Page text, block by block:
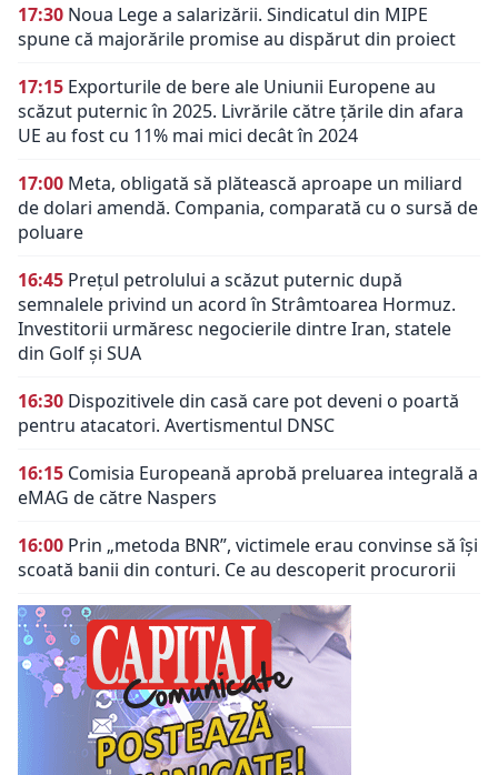
17:30 Noua Lege a salarizării. Sindicatul din MIPE
spune că majorările promise au dispărut din proiect
17:15 Exporturile de bere ale Uniunii Europene au
scăzut puternic în 2025. Livrările către țările din afara
UE au fost cu 11% mai mici decât în 2024
17:00 Meta, obligată să plătească aproape un miliard
de dolari amendă. Compania, comparată cu o sursă de
poluare
16:45 Prețul petrolului a scăzut puternic după
semnalele privind un acord în Strâmtoarea Hormuz.
Investitorii urmăresc negocierile dintre Iran, statele
din Golf și SUA
16:30 Dispozitivele din casă care pot deveni o poartă
pentru atacatori. Avertismentul DNSC
16:15 Comisia Europeană aprobă preluarea integrală a
eMAG de către Naspers
16:00 Prin „metoda BNR”, victimele erau convinse să își
scoată banii din conturi. Ce au descoperit procurorii